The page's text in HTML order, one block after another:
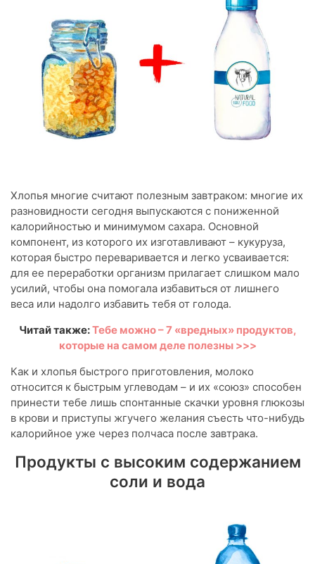
Хлопья многие считают полезным завтраком: многие их
разновидности сегодня выпускаются с пониженной
калорийностью и минимумом сахара. Основной
компонент, из которого их изготавливают – кукуруза,
которая быстро переваривается и легко усваивается:
для ее переработки организм прилагает слишком мало
усилий, чтобы она помогала избавиться от лишнего
веса или надолго избавить тебя от голода.
Читай также:Тебе можно – 7 «вредных» продуктов,
которые на самом деле полезны >>>
Как и хлопья быстрого приготовления, молоко
относится к быстрым углеводам – и их «союз» способен
принести тебе лишь спонтанные скачки уровня глюкозы
в крови и приступы жгучего желания съесть что-нибудь
калорийное уже через полчаса после завтрака.
Продукты с высоким содержанием
соли и вода